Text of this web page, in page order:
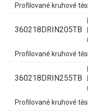
Profilované kruhové
360218DRIN205TB
Profilované kruhové
360218DRIN255TB
Profilované kruhové